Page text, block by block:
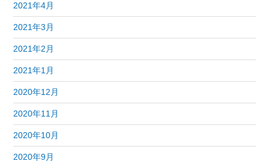
2021年4月
2021年3月
2021年2月
2021年1月
2020年12月
2020年11月
2020年10月
2020年9月